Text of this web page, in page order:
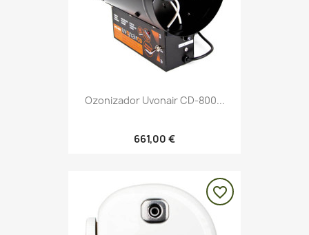
Ozonizador Uvonair CD-800...
661,00 €
favorite_border